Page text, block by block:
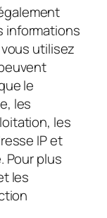
informations
utilisez
le
les
les
IP et
Pour plus
les